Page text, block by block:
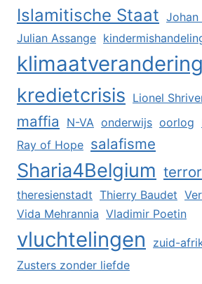
Islamitische Staat Johan
Julian Assange
klimaatverandering
kredietcrisis Lionel
maffia
N-VA onderwijs oorlog
Ray of Hope salafisme
Sharia4Belgium
theresienstadt Thierry Baudet
Vida Mehrannia Vladimir Poetin
vluchtelingen
zuid-
Zusters zonder liefde